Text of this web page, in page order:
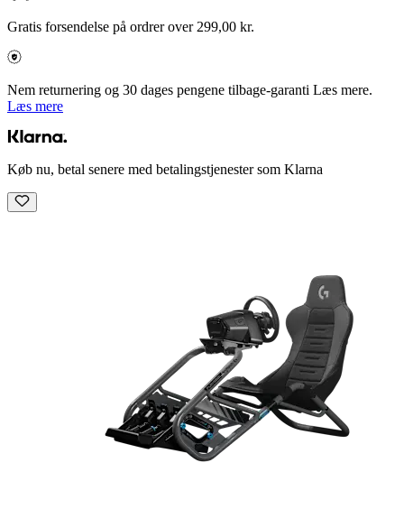
Gratis forsendelse på ordrer over 299,00 kr.
Nem returnering og 30 dages pengene tilbage-garanti Læs mere.
Læs mere
Køb nu, betal senere med betalingstjenester som Klarna